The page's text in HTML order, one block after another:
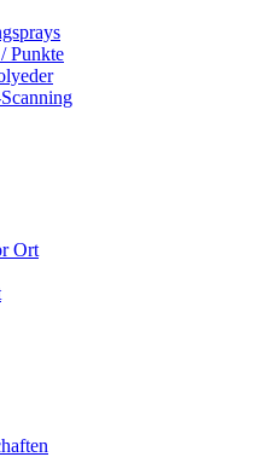
Punkte
Ort